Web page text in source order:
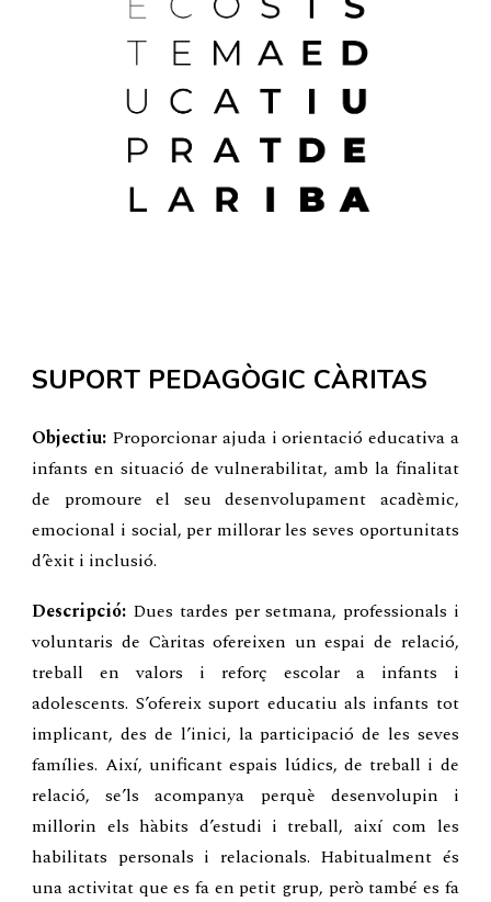
SUPORT PEDAGÒGIC CÀRITAS
Objectiu: Proporcionar ajuda i orientació educativa a
infants en situació de vulnerabilitat, amb la finalitat
de promoure el seu desenvolupament acadèmic,
emocional i social, per millorar les seves oportunitats
d’èxit i inclusió.
Descripció: Dues tardes per setmana, professionals i
voluntaris de Càritas ofereixen un espai de relació,
treball en valors i reforç escolar a infants i
adolescents. S’ofereix suport educatiu als infants tot
implicant, des de l’inici, la participació de les seves
famílies. Així, unificant espais lúdics, de treball i de
relació, se’ls acompanya perquè desenvolupin i
millorin els hàbits d’estudi i treball, així com les
habilitats personals i relacionals. Habitualment és
una activitat que es fa en petit grup, però també es fa